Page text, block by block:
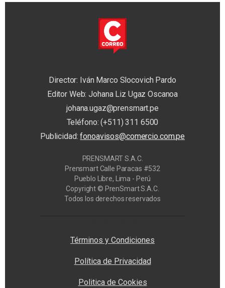
Director: Iván Marco Slocovich Pardo
Editor Web: Johana Liz Ugaz Oscanoa
johana.ugaz@prensmart.pe
Teléfono: (+511) 311 6500
Publicidad:fonoavisos@comercio.com.pe
PRENSMART S.A.C.
Prensmart Calle Paracas #532
Pueblo Libre, Lima - Perú
Copyright © PrenSmart S.A.C.
Todos los derechos reservados
Términos y Condiciones
Política de Privacidad
Politica de Cookies